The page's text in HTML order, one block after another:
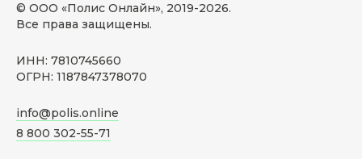
© ООО «Полис Онлайн», 2019-2026.
Все права защищены.
ИНН: 7810745660
ОГРН: 1187847378070
info@polis.online
8 800 302-55-71